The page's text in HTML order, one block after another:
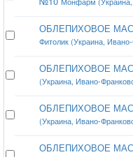
ОБЛЕПИХОВОЕ
Фитолик (Украина,
ОБЛЕПИХОВОЕ
(Украина, Ивано-
ОБЛЕПИХОВОЕ
(Украина, Ивано-
ОБЛЕПИХОВОЕ